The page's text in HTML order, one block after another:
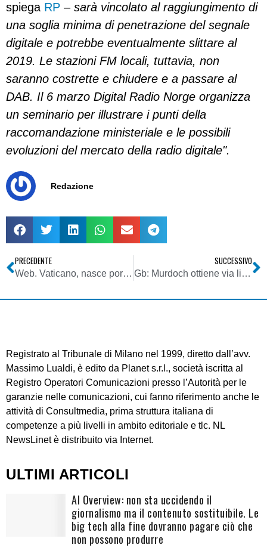
spiega RP – sarà vincolato al raggiungimento di
una soglia minima di penetrazione del segnale
digitale e potrebbe eventualmente slittare al
2019. Le stazioni FM locali, tuttavia, non
saranno costrette e chiudere e a passare al
DAB. Il 6 marzo Digital Radio Norge organizza
un seminario per illustrare i punti della
raccomandazione ministeriale e le possibili
evoluzioni del mercato della radio digitale".
Redazione
PRECEDENTE
Web. Vaticano, nasce portale da sinergia fra Osservatore Romano, Radio e Fides
SUCCESSIVO
Gb: Murdoch ottiene via libera da governo per Opa totalitaria su BSkyB
Registrato al Tribunale di Milano nel 1999, diretto dall’avv.
Massimo Lualdi, è edito da Planet s.r.l., società iscritta al
Registro Operatori Comunicazioni presso l’Autorità per le
garanzie nelle comunicazioni, cui fanno riferimento anche le
attività di Consultmedia, prima struttura italiana di
competenze a più livelli in ambito editoriale e tlc. NL
NewsLinet è distribuito via Internet.
ULTIMI ARTICOLI
AI Overview: non sta uccidendo il
giornalismo ma il contenuto sostituibile. Le
big tech alla fine dovranno pagare ciò che
non possono produrre